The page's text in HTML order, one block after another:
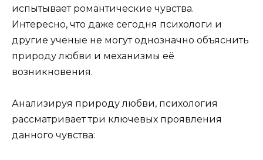
испытывает романтические чувства.
Интересно, что даже сегодня психологи и
другие ученые не могут однозначно объяснить
природу любви и механизмы её
возникновения.
Анализируя природу любви, психология
рассматривает три ключевых проявления
данного чувства: